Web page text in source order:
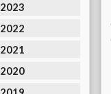
2023
2022
2021
2020